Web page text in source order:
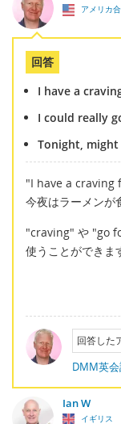
アメリカ
回答
I have a
I could really
Tonight,
"I have a craving
今夜はラーメンが
"craving" や "go
使うことができま
回答した
DMM英
Ian W
イギリス